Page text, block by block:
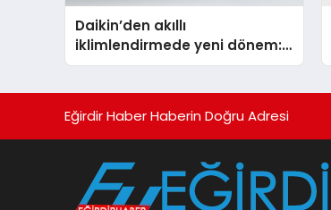
Daikin’den akıllı
iklimlendirmede yeni dönem:
Madoka Plus Türkiye’de
Eğirdir Haber Haberin Doğru Adresi